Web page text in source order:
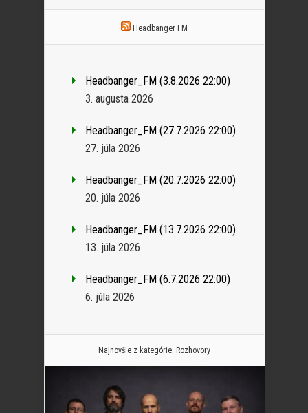
Headbanger FM
Headbanger_FM (3.8.2026 22:00)
3. augusta 2026
Headbanger_FM (27.7.2026 22:00)
27. júla 2026
Headbanger_FM (20.7.2026 22:00)
20. júla 2026
Headbanger_FM (13.7.2026 22:00)
13. júla 2026
Headbanger_FM (6.7.2026 22:00)
6. júla 2026
Najnovšie z kategórie: Rozhovory